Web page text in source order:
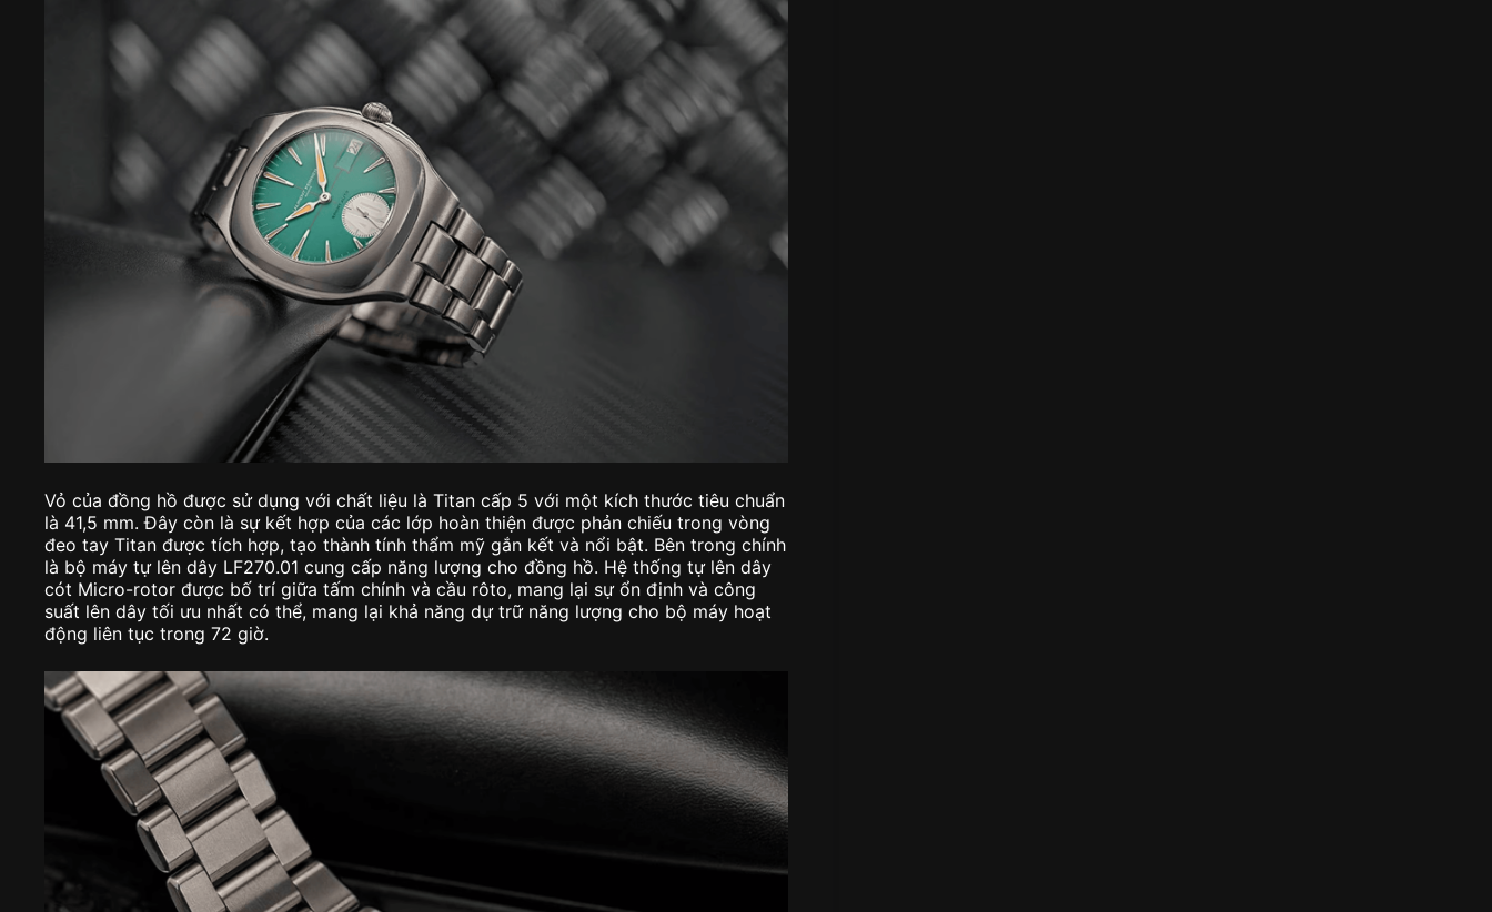
Vỏ của đồng hồ được sử dụng với chất liệu là Titan cấp 5 với một kích thước tiêu chuẩn
là 41,5 mm. Đây còn là sự kết hợp của các lớp hoàn thiện được phản chiếu trong vòng
đeo tay Titan được tích hợp, tạo thành tính thẩm mỹ gắn kết và nổi bật. Bên trong chính
là bộ máy tự lên dây LF270.01 cung cấp năng lượng cho đồng hồ. Hệ thống tự lên dây
cót Micro-rotor được bố trí giữa tấm chính và cầu rôto, mang lại sự ổn định và công
suất lên dây tối ưu nhất có thể, mang lại khả năng dự trữ năng lượng cho bộ máy hoạt
động liên tục trong 72 giờ.